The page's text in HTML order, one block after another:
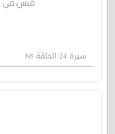
سيرة 24 الحلقة 68